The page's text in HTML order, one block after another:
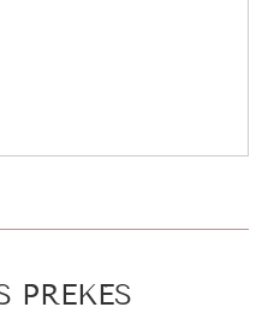
PREKĖS